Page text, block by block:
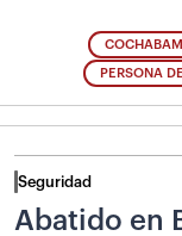
PERSONA
Seguridad
Abatido en